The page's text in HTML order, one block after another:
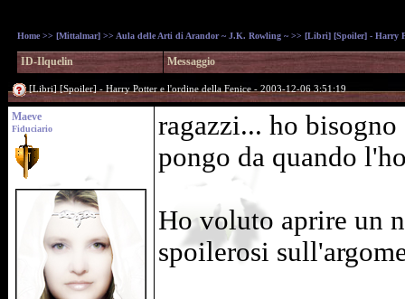
Home >> [Mittalmar] >> Aula delle Arti di Arandor ~ J.K. Rowling ~ >> [Libri] [Spoiler] - Harry
ID-Ilquelin Messaggio
[Libri] [Spoiler] - Harry Potter e l'ordine della Fenice - 2003-12-06 3:51:19
Maeve
Fiduciario
ragazzi... ho
pongo da quando
Ho voluto aprire un
spoilerosi